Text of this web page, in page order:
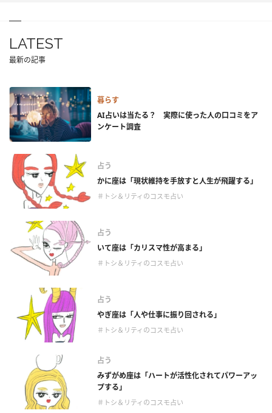
LATEST
最新の記事
暮らす
AI占いは当たる？ 実際に使った人の口コミをア
ンケート調査
占う
かに座は「現状維持を手放すと人生が飛躍する」
＃トシ＆リティのコスモ占い
占う
いて座は「カリスマ性が高まる」
＃トシ＆リティのコスモ占い
占う
やぎ座は「人や仕事に振り回される」
＃トシ＆リティのコスモ占い
占う
みずがめ座は「ハートが活性化されてパワーアッ
プする」
＃トシ＆リティのコスモ占い